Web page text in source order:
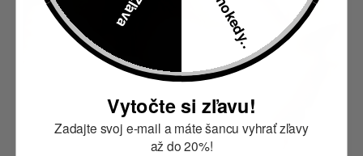
Vytočte si zľavu!
Zadajte svoj e-mail a máte šancu vyhrať zľavy
až do 20%!